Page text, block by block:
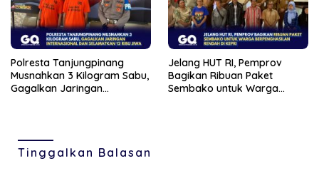
Polresta Tanjungpinang
Musnahkan 3 Kilogram Sabu,
Gagalkan Jaringan
Jelang HUT RI, Pemprov
Bagikan Ribuan Paket
Sembako untuk Warga
Tinggalkan Balasan